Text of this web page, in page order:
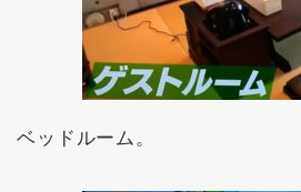
ベッドルーム。